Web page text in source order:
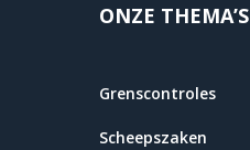
ONZE THEMA’S
Grenscontroles
Scheepszaken